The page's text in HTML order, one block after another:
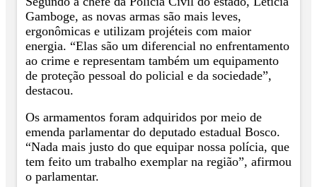
Gamboge, as novas armas são mais leves,
ergonômicas e utilizam projéteis com maior
energia. “Elas são um diferencial no enfrentamento
ao crime e representam também um equipamento
de proteção pessoal do policial e da sociedade”,
destacou.
Os armamentos foram adquiridos por meio de
emenda parlamentar do deputado estadual Bosco.
“Nada mais justo do que equipar nossa polícia, que
tem feito um trabalho exemplar na região”, afirmou
o parlamentar.